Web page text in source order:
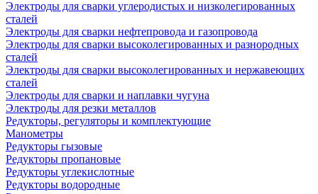
Электроды для сварки углеродистых и низколегированных
сталей
Электроды для сварки нефтепровода и газопровода
Электроды для сварки высоколегированных и разнородных
сталей
Электроды для сварки высоколегированных и нержавеющих
сталей
Электроды для сварки и наплавки чугуна
Электроды для резки металлов
Редукторы, регуляторы и комплектующие
Манометры
Редукторы гызовые
Редукторы пропановые
Редукторы углекислотные
Редукторы водородные